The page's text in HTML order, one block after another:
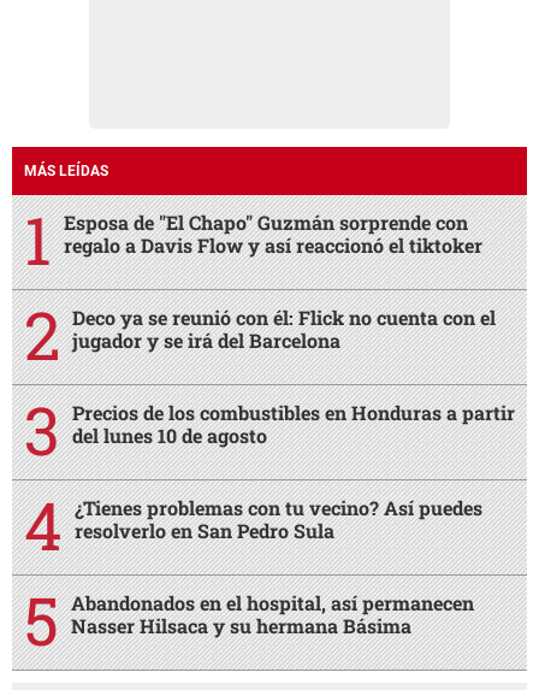
MÁS LEÍDAS
Esposa de "El Chapo" Guzmán sorprende con
regalo a Davis Flow y así reaccionó el tiktoker
Deco ya se reunió con él: Flick no cuenta con el
jugador y se irá del Barcelona
Precios de los combustibles en Honduras a partir
del lunes 10 de agosto
¿Tienes problemas con tu vecino? Así puedes
resolverlo en San Pedro Sula
Abandonados en el hospital, así permanecen
Nasser Hilsaca y su hermana Básima